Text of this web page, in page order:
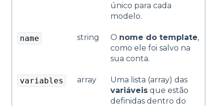
único para cada
modelo.
name string O nome do template,
como ele foi salvo na
sua conta.
variables array
Uma lista (array) das
variáveis que estão
definidas dentro do